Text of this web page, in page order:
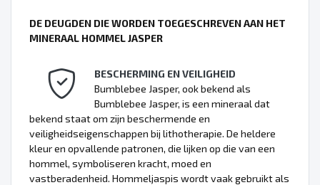
DE DEUGDEN DIE WORDEN TOEGESCHREVEN AAN HET
MINERAAL HOMMEL JASPER
BESCHERMING EN VEILIGHEID
Bumblebee Jasper, ook bekend als
Bumblebee Jasper, is een mineraal dat
bekend staat om zijn beschermende en
veiligheidseigenschappen bij lithotherapie. De heldere
kleur en opvallende patronen, die lijken op die van een
hommel, symboliseren kracht, moed en
vastberadenheid. Hommeljaspis wordt vaak gebruikt als